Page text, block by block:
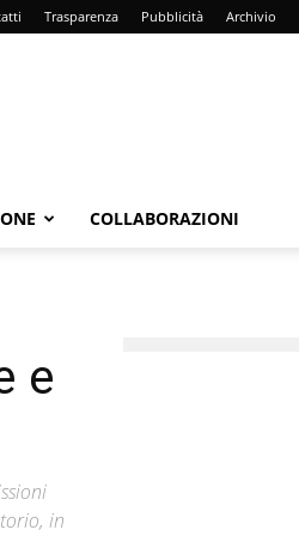
Trasparenza Pubblicità Archivio
COLLABORAZIONI
e
in